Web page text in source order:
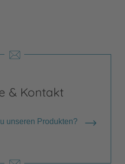
& Kontakt
unseren Produkten?